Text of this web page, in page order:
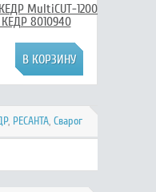
MultiCUT-1200
8010940
, РЕСАНТА, Сварог